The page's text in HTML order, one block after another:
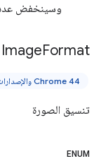
وسينخفض عدد
ImageFormat
Chrome 44 والإصدارات الأحدث
تنسيق الصورة
ENUM